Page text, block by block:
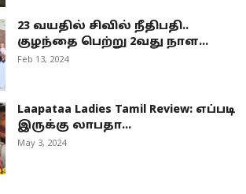
23 வயதில் சிவில் நீதிபதி..
குழந்தை பெற்று 2வது நாள...
Feb 13, 2024
Laapataa Ladies Tamil Review: எப்படி
இருக்கு லாபதா...
May 3, 2024